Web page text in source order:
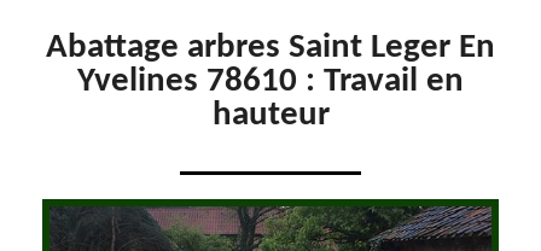
Abattage arbres Saint Leger En
Yvelines 78610 : Travail en
hauteur